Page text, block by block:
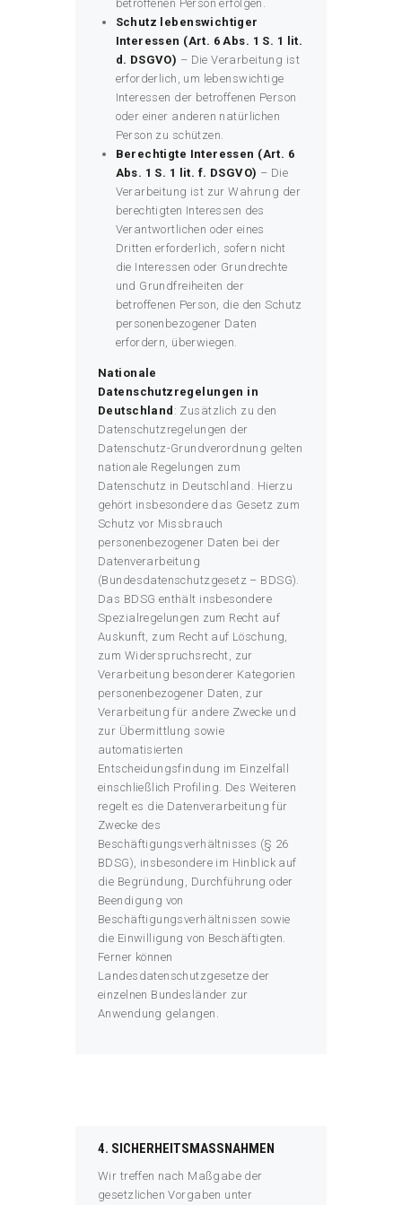
betroffenen Person erfolgen.
Schutz lebenswichtiger
Interessen (Art. 6 Abs. 1 S. 1 lit.
d. DSGVO) – Die Verarbeitung ist
erforderlich, um lebenswichtige
Interessen der betroffenen Person
oder einer anderen natürlichen
Person zu schützen.
Berechtigte Interessen (Art. 6
Abs. 1 S. 1 lit. f. DSGVO) – Die
Verarbeitung ist zur Wahrung der
berechtigten Interessen des
Verantwortlichen oder eines
Dritten erforderlich, sofern nicht
die Interessen oder Grundrechte
und Grundfreiheiten der
betroffenen Person, die den Schutz
personenbezogener Daten
erfordern, überwiegen.
Nationale
Datenschutzregelungen in
Deutschland : Zusätzlich zu den
Datenschutzregelungen der
Datenschutz-Grundverordnung gelten
nationale Regelungen zum
Datenschutz in Deutschland. Hierzu
gehört insbesondere das Gesetz zum
Schutz vor Missbrauch
personenbezogener Daten bei der
Datenverarbeitung
(Bundesdatenschutzgesetz – BDSG).
Das BDSG enthält insbesondere
Spezialregelungen zum Recht auf
Auskunft, zum Recht auf Löschung,
zum Widerspruchsrecht, zur
Verarbeitung besonderer Kategorien
personenbezogener Daten, zur
Verarbeitung für andere Zwecke und
zur Übermittlung sowie
automatisierten
Entscheidungsfindung im Einzelfall
einschließlich Profiling. Des Weiteren
regelt es die Datenverarbeitung für
Zwecke des
Beschäftigungsverhältnisses (§ 26
BDSG), insbesondere im Hinblick auf
die Begründung, Durchführung oder
Beendigung von
Beschäftigungsverhältnissen sowie
die Einwilligung von Beschäftigten.
Ferner können
Landesdatenschutzgesetze der
einzelnen Bundesländer zur
Anwendung gelangen.
4. SICHERHEITSMASSNAHMEN
Wir treffen nach Maßgabe der
gesetzlichen Vorgaben unter